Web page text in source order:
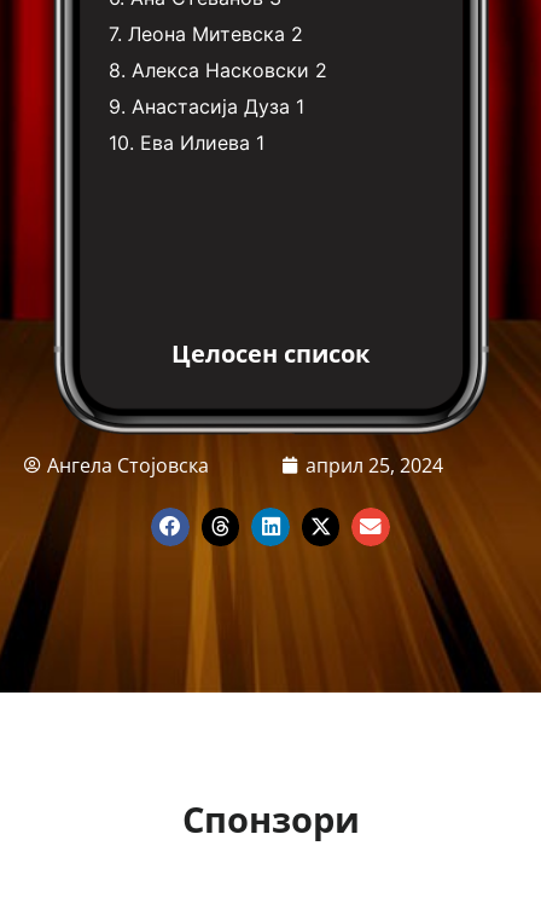
7.Леона Митевска 2
8. Алекса Насковски 2
9. Анастасија Дуза 1
10. Ева Илиева 1
Целосен список
Ангела Стојовска април 25, 2024
Спонзори